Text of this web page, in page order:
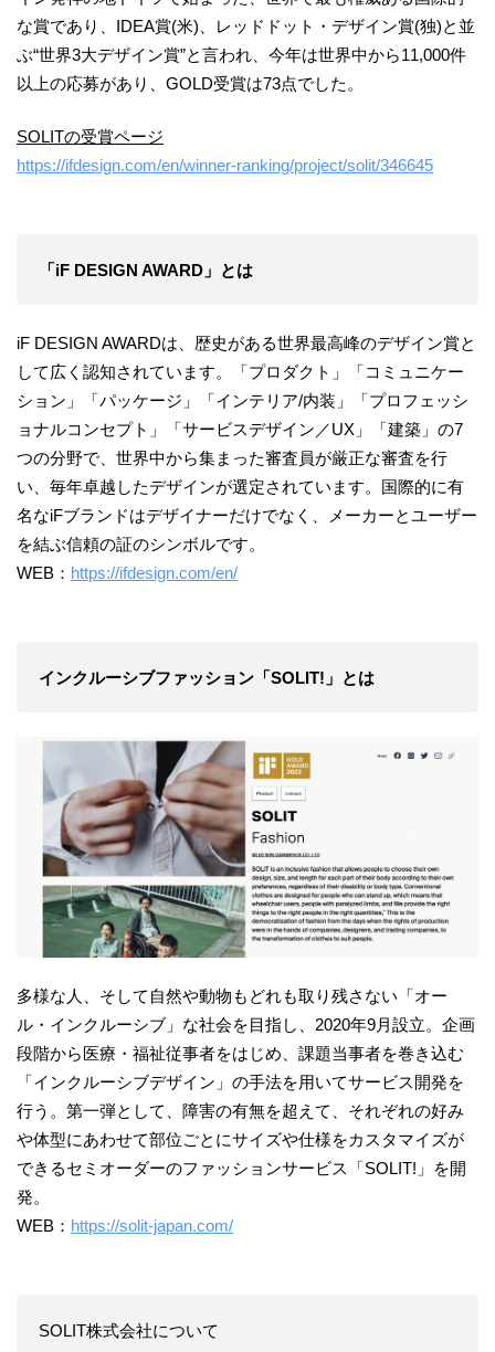
な賞であり、IDEA賞(米)、レッドドット・デザイン賞(独)と並
ぶ“世界3大デザイン賞”と言われ、今年は世界中から11,000件
以上の応募があり、GOLD受賞は73点でした。
SOLITの受賞ページ
https://ifdesign.com/en/winner-ranking/project/solit/346645
「iF DESIGN AWARD」とは
iF DESIGN AWARDは、歴史がある世界最高峰のデザイン賞と
して広く認知されています。「プロダクト」「コミュニケー
ション」「パッケージ」「インテリア/内装」「プロフェッシ
ョナルコンセプト」「サービスデザイン／UX」「建築」の7
つの分野で、世界中から集まった審査員が厳正な審査を行
い、毎年卓越したデザインが選定されています。国際的に有
名なiFブランドはデザイナーだけでなく、メーカーとユーザー
を結ぶ信頼の証のシンボルです。
WEB： https://ifdesign.com/en/
インクルーシブファッション「SOLIT!」とは
多様な人、そして自然や動物もどれも取り残さない「オー
ル・インクルーシブ」な社会を目指し、2020年9月設立。企画
段階から医療・福祉従事者をはじめ、課題当事者を巻き込む
「インクルーシブデザイン」の手法を用いてサービス開発を
行う。第一弾として、障害の有無を超えて、それぞれの好み
や体型にあわせて部位ごとにサイズや仕様をカスタマイズが
できるセミオーダーのファッションサービス「SOLIT!」を開
発。
WEB： https://solit-japan.com/
SOLIT株式会社について